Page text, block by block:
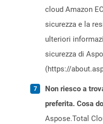
cloud Amazon
sicurezza e la
ulteriori
sicurezza di
(https://
Non riesco a
preferita. Cosa
Aspose.Total